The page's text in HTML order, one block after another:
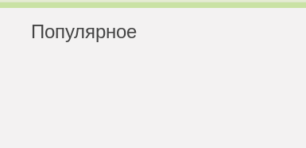
Популярное